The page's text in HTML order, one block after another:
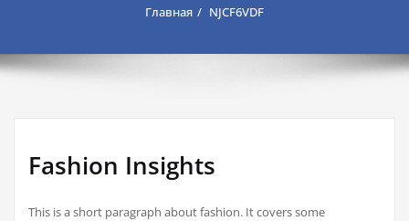
Главная NJCF6VDF
Fashion Insights
This is a short paragraph about fashion. It covers some